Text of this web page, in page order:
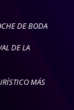
DE BODA
DE LA
MÁS